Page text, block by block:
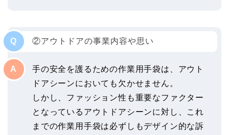
②アウトドアの事業内容や思い
手の安全を護るための作業用手袋は、アウト
ドアシーンにおいても欠かせません。
しかし、ファッション性も重要なファクター
となっているアウトドアシーンに対し、これ
までの作業用手袋は必ずしもデザイン的な訴